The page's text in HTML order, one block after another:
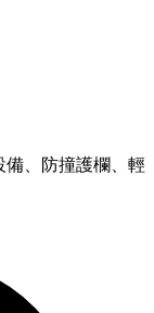
、防撞護欄、輕